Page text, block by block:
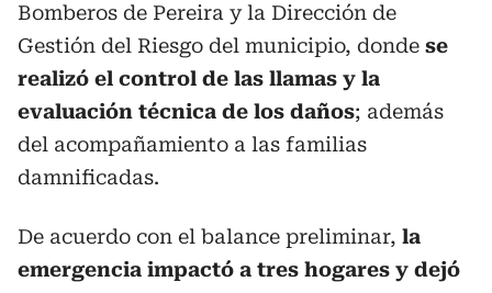
Bomberos de Pereira y la Dirección de
Gestión del Riesgo del municipio, donde se
realizó el control de las llamas y la
evaluación técnica de los daños; además
del acompañamiento a las familias
damnificadas.
De acuerdo con el balance preliminar, la
emergencia impactó a tres hogares y dejó